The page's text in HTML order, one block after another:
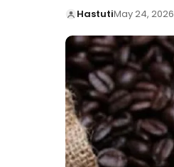
HastutiMay 24, 2026